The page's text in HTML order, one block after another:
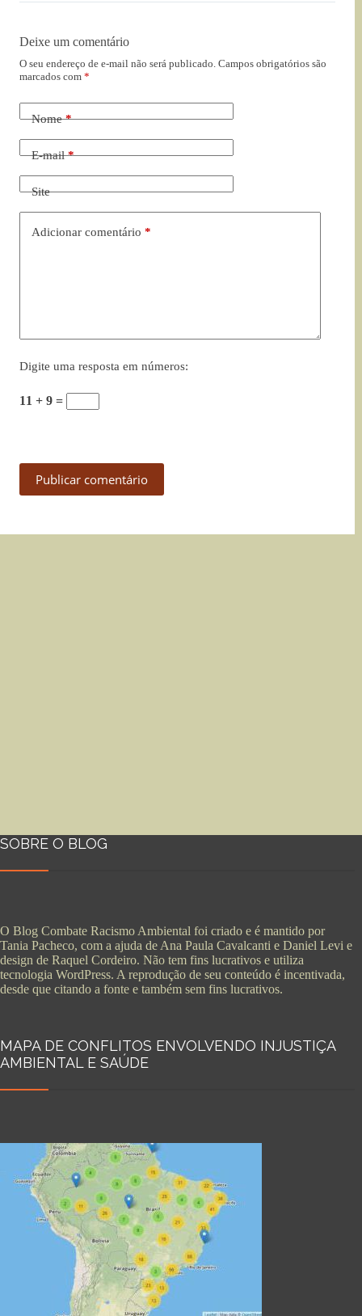
Deixe um comentário
O seu endereço de e-mail não será publicado. Campos obrigatórios são
marcados com *
Nome*
E-mail*
Site
Adicionar comentário *
Digite uma resposta em números:
11 + 9 =
Publicar comentário
SOBRE O BLOG
O Blog Combate Racismo Ambiental foi criado e é mantido por
Tania Pacheco, com a ajuda de Ana Paula Cavalcanti e Daniel Levi e
design de Raquel Cordeiro. Não tem fins lucrativos e utiliza
tecnologia WordPress. A reprodução de seu conteúdo é incentivada,
desde que citando a fonte e também sem fins lucrativos.
MAPA DE CONFLITOS ENVOLVENDO INJUSTIÇA
AMBIENTAL E SAÚDE